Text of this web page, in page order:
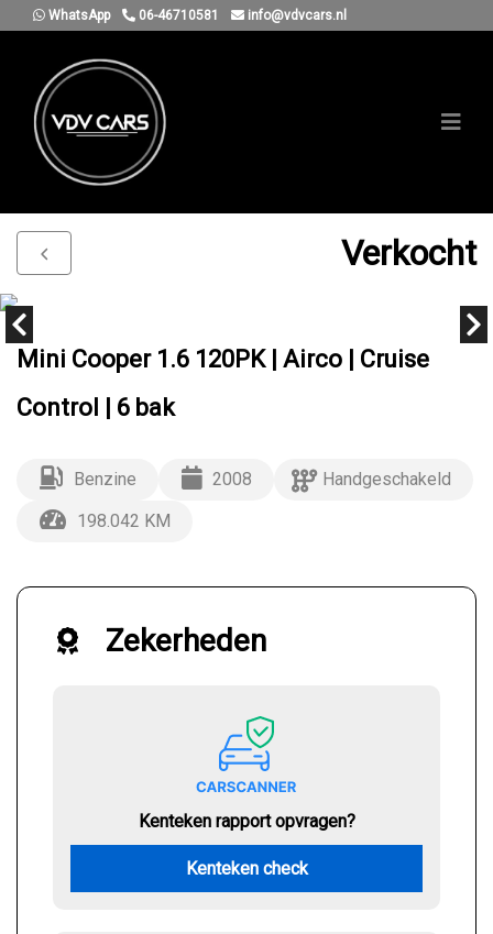
WhatsApp 06-46710581 info@vdvcars.nl
Verkocht
Mini Cooper 1.6 120PK | Airco | Cruise
Control | 6 bak
Benzine 2008
Handgeschakeld
198.042 KM
Zekerheden
Kenteken rapport opvragen?
Kenteken check